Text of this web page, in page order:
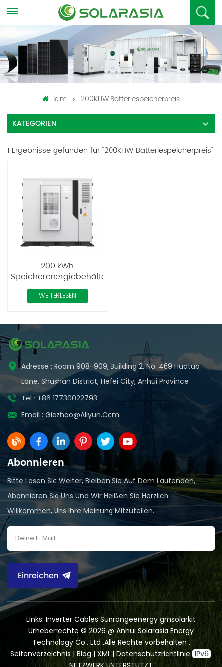
Heim 200KHW Batteriespeicherpreis
KATEGORIEN
1 Ergebnisse gefunden für "200KHW Batteriespeicherpreis"
200 kWh
Speicherenergiebehälter
Hybrid Ess
Solarbatterie Lithium
WEITERLESEN
Adresse : Room 908-909, Building 2, No. 469 Huatuo
Lane, Shushan District, Hefei City, Anhui Province
Tel : +86 17730022793
Email : Giazhao@aliyun.com
Abonnieren
Bitte Lesen Sie Weiter, Bleiben Sie Auf Dem Laufenden,
Abonnieren Sie Uns Und Wir Heißen Sie Herzlich
Willkommen, Uns Ihre Meinung Mitzuteilen.
Einreichen
Links: Inverter Cables Sunrangeenergy gmsolarkit
Urheberrechte © 2026 @ Anhui Solarasia Energy
Technology Co., Ltd .Alle Rechte vorbehalten .
Seitenverzeichnis| Blog| XML|Datenschutzrichtlinie
NETZWERK UNTERSTÜTZT